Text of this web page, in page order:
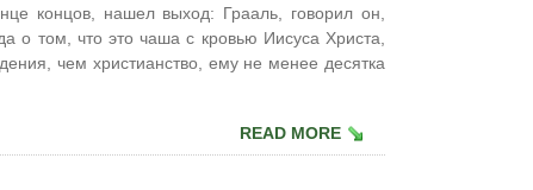
концов, нашел выход: Грааль, говорил он,
о том, что это чаша с кровью Иисуса Христа,
чем христианство, ему не менее десятка
READ MORE